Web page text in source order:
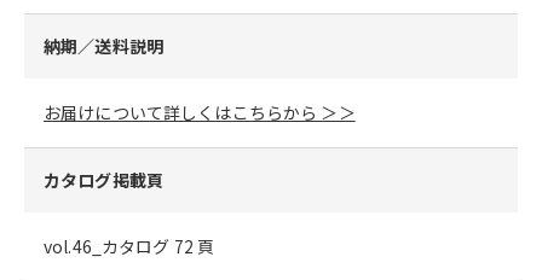
納期／送料説明
お届けについて詳しくはこちらから ＞＞
カタログ掲載頁
vol.46_カタログ 72 頁